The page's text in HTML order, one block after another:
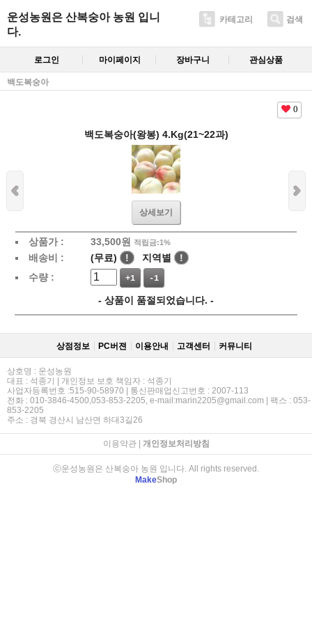
운성농원은 산복숭아 농원 입니
다.
카테고리 검색
로그인 마이페이지 장바구니 관심상품
백도복숭아
0
백도복숭아(왕봉) 4.Kg(21~22과)
상세보기
상품가 : 33,500원 적립금:1%
배송비 : (무료) ! 지역별
!
수량 :
+1 -1
- 상품이 품절되었습니다. -
상점정보 PC버젼 이용안내 고객센터 커뮤니티
상호명 : 운성농원
대표 : 석종기 | 개인정보 보호 책임자 : 석종기
사업자등록번호 :515-90-58970 | 통신판매업신고번호 : 2007-113
전화 : 010-3846-4500,053-853-2205, e-mail:marin2205@gmail.com | 팩스 : 053-
853-2205
주소 : 경북 경산시 남산면 하대3길26
이용약관| 개인정보처리방침
ⓒ운성농원은 산복숭아 농원 입니다. All rights reserved.
MakeShop